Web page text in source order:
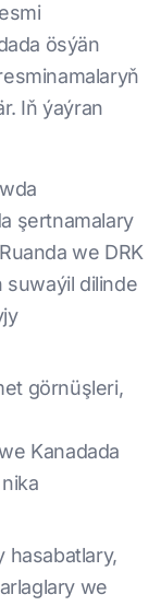
ösýän
Iň ýaýran
şertnamalary
we DRK
suwaýil dilinde
görnüşleri,
Kanadada
hasabatlary,
we